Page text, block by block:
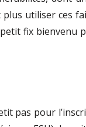
utiliser ces
fix bienvenu
pas pour